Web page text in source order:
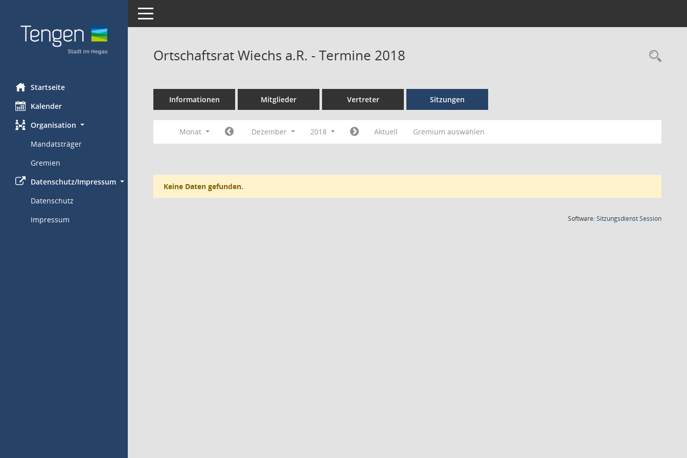
Startseite
Kalender
Organisation
Mandatsträger
Gremien
Datenschutz/Impressum
Datenschutz
Impressum
Toggle navigation
Ortschaftsrat Wiechs a.R. - Termine 2018
Informationen Mitglieder Vertreter Sitzungen
Monat Dezember 2018 Aktuell Gremium auswählen
Keine Daten gefunden.
Software:SitzungsdienstSession(Wird in